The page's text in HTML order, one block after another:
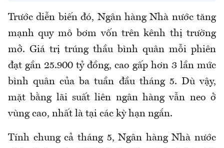
Trước diễn biến đó, Ngân hàng Nhà nước tăng
mạnh quy mô bơm vốn trên kênh thị trường
mở. Giá trị trúng thầu bình quân mỗi phiên
đạt gần 25.900 tỷ đồng, cao gấp hơn 3 lần mức
bình quân của ba tuần đầu tháng 5. Dù vậy,
mặt bằng lãi suất liên ngân hàng vẫn neo ở
vùng cao, nhất là tại các kỳ hạn ngắn.
Tính chung cả tháng 5, Ngân hàng Nhà nước